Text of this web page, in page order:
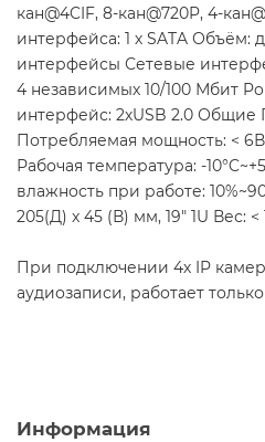
кан@4CIF, 8-кан@720P, 4-
интерфейса: 1 х SATA Объём:
интерфейсы Сетевые
4 независимых 10/100 Мбит
интерфейс: 2хUSB 2.0 Общие
Потребляемая мощность: <
Рабочая температура: -
влажность при работе:
205(Д) x 45 (В) мм, 19" 1U Вес: <
При подключении 4х IP
аудиозаписи, работает
Информация